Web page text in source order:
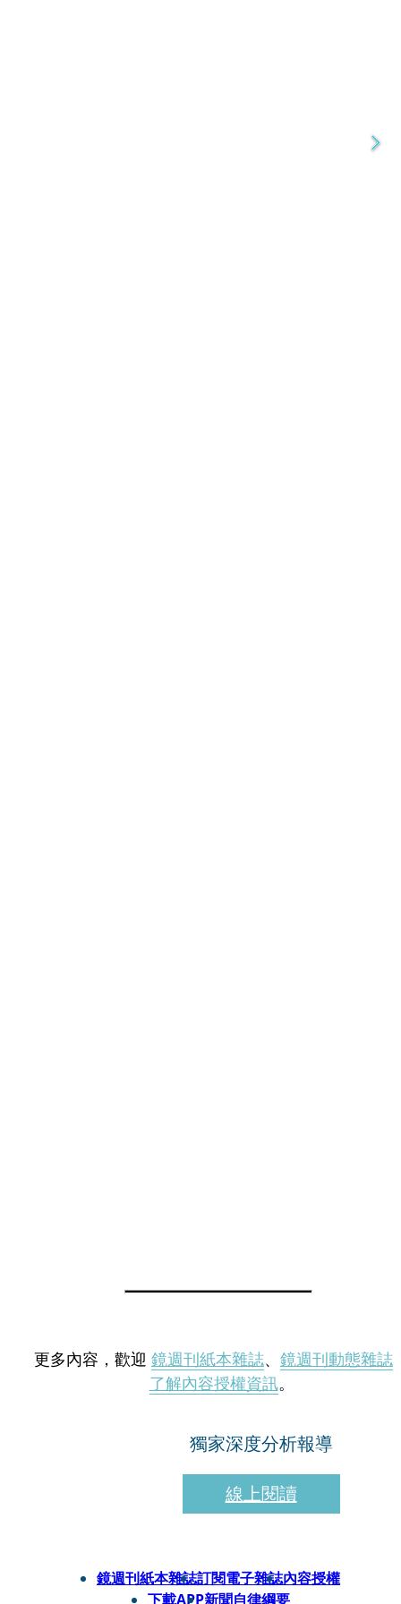
更多內容，歡迎 鏡週刊紙本雜誌、 鏡週刊動態雜誌
了解內容授權資訊。
獨家深度分析報導
線上閱讀
鏡週刊紙本雜誌訂閱電子雜誌內容授權
下載APP新聞自律綱要